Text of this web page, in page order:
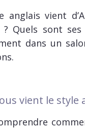
anglais vient
? Quels sont
dans un
vient le style